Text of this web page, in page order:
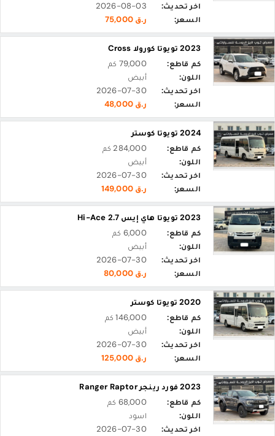
اخر تحديث:
2026-08-03
السعر:
ر.ق 75,000
2023 تويوتا كورولا Cross
كم قاطع:
79,000 كم
اللون:
أبيض
اخر تحديث:
2026-07-30
السعر:
ر.ق 48,000
2024 تويوتا كوستر
كم قاطع:
284,000 كم
اللون:
أبيض
اخر تحديث:
2026-07-30
السعر:
ر.ق 149,000
2023 تويوتا هاي إيس Hi-Ace 2.7
كم قاطع:
6,000 كم
اللون:
أبيض
اخر تحديث:
2026-07-30
السعر:
ر.ق 80,000
2020 تويوتا كوستر
كم قاطع:
146,000 كم
اللون:
أبيض
اخر تحديث:
2026-07-30
السعر:
ر.ق 125,000
2023 فورد رينجر Ranger Raptor
كم قاطع:
68,000 كم
اللون:
اسود
اخر تحديث:
2026-07-30